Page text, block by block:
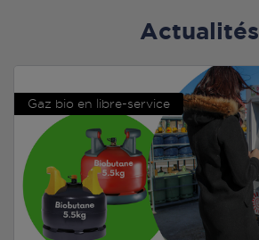
Actualités
Gaz bio en libre-service